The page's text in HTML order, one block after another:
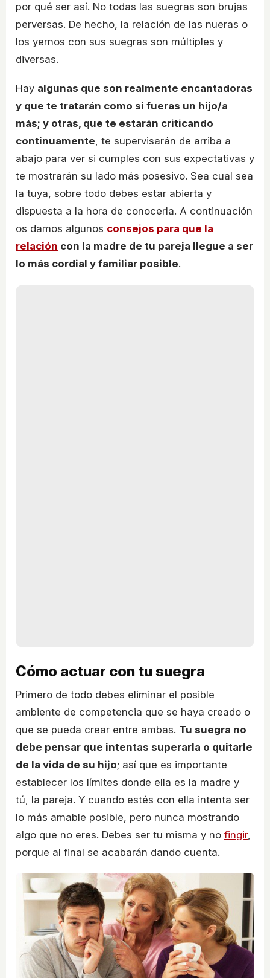
por qué ser así. No todas las suegras son brujas
perversas. De hecho, la relación de las nueras o
los yernos con sus suegras son múltiples y
diversas.
Hay algunas que son realmente encantadoras
y que te tratarán como si fueras un hijo/a
más; y otras, que te estarán criticando
continuamente, te supervisarán de arriba a
abajo para ver si cumples con sus expectativas y
te mostrarán su lado más posesivo. Sea cual sea
la tuya, sobre todo debes estar abierta y
dispuesta a la hora de conocerla. A continuación
os damos algunos consejos para que la
relación con la madre de tu pareja llegue a ser
lo más cordial y familiar posible.
Cómo actuar con tu suegra
Primero de todo debes eliminar el posible
ambiente de competencia que se haya creado o
que se pueda crear entre ambas. Tu suegra no
debe pensar que intentas superarla o quitarle
de la vida de su hijo; así que es importante
establecer los límites donde ella es la madre y
tú, la pareja. Y cuando estés con ella intenta ser
lo más amable posible, pero nunca mostrando
algo que no eres. Debes ser tu misma y no fingir,
porque al final se acabarán dando cuenta.